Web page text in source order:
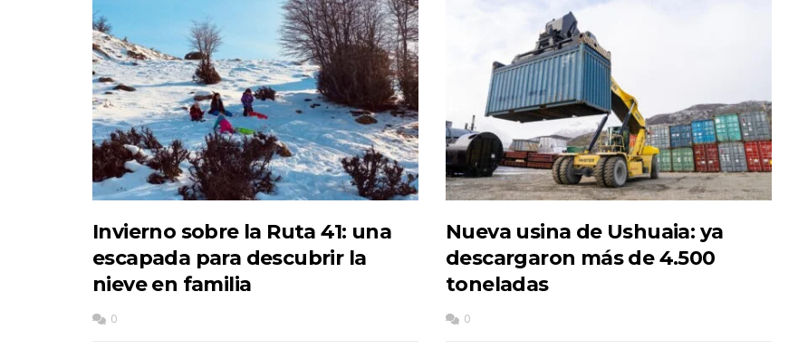
Invierno sobre la Ruta 41: una
escapada para descubrir la
nieve en familia
0
Nueva usina de Ushuaia: ya
descargaron más de 4.500
toneladas
0